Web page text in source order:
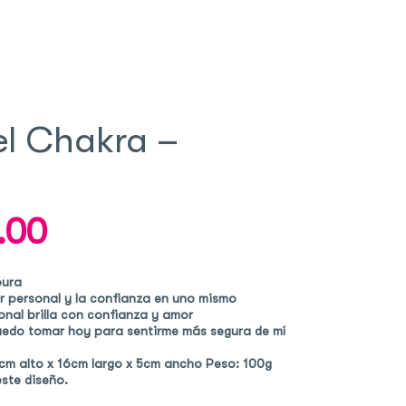
Chakra –
Current
$ 350.00.
personal y la confianza en uno mismo
brilla con confianza y amor
tomar hoy para sentirme más segura de mí
alto x 16cm largo x 5cm ancho Peso: 100g
diseño.